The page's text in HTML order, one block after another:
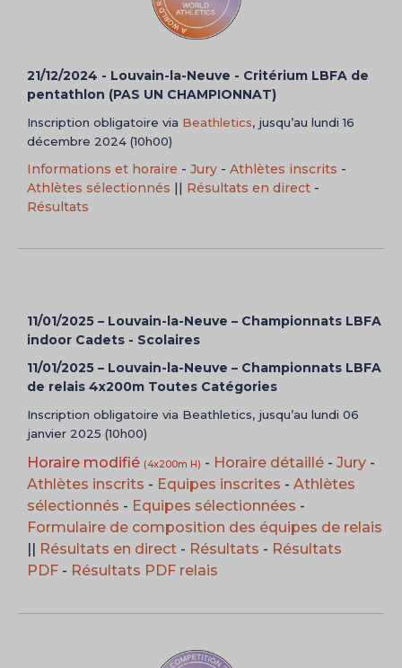
21/12/2024 - Louvain-la-Neuve - Critérium LBFA de
pentathlon (PAS UN CHAMPIONNAT)
Inscription obligatoire via Beathletics, jusqu’au lundi 16
décembre 2024 (10h00)
Informations et horaire - Jury - Athlètes inscrits -
Athlètes sélectionnés || Résultats en direct -
Résultats
11/01/2025 – Louvain-la-Neuve – Championnats LBFA
indoor Cadets - Scolaires
11/01/2025 – Louvain-la-Neuve – Championnats LBFA
de relais 4x200m Toutes Catégories
Inscription obligatoire via Beathletics, jusqu’au lundi 06
janvier 2025 (10h00)
Horaire modifié (4x200m H) - Horaire détaillé - Jury -
Athlètes inscrits - Equipes inscrites - Athlètes
sélectionnés - Equipes sélectionnées -
Formulaire de composition des équipes de relais
|| Résultats en direct - Résultats - Résultats
PDF - Résultats PDF relais